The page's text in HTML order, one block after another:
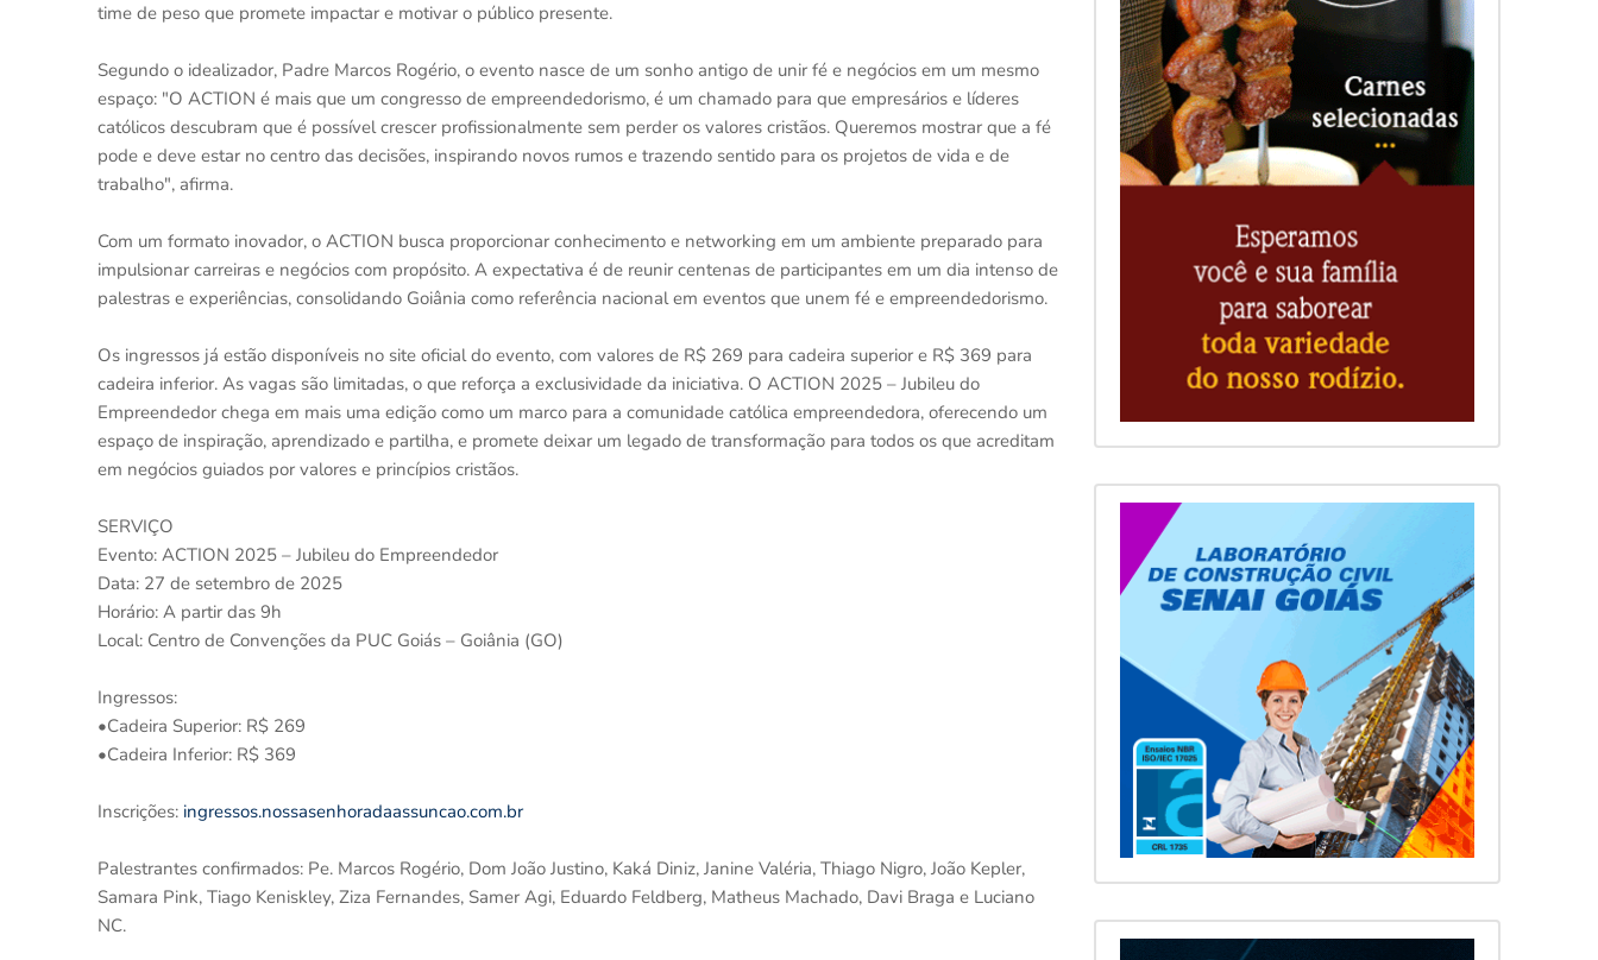
time de peso que promete impactar e motivar o público presente.
Segundo o idealizador, Padre Marcos Rogério, o evento nasce de um sonho antigo de unir fé e negócios em um mesmo
espaço: "O ACTION é mais que um congresso de empreendedorismo, é um chamado para que empresários e líderes
católicos descubram que é possível crescer profissionalmente sem perder os valores cristãos. Queremos mostrar que a fé
pode e deve estar no centro das decisões, inspirando novos rumos e trazendo sentido para os projetos de vida e de
trabalho", afirma.
Com um formato inovador, o ACTION busca proporcionar conhecimento e networking em um ambiente preparado para
impulsionar carreiras e negócios com propósito. A expectativa é de reunir centenas de participantes em um dia intenso de
palestras e experiências, consolidando Goiânia como referência nacional em eventos que unem fé e empreendedorismo.
Os ingressos já estão disponíveis no site oficial do evento, com valores de R$ 269 para cadeira superior e R$ 369 para
cadeira inferior. As vagas são limitadas, o que reforça a exclusividade da iniciativa. O ACTION 2025 – Jubileu do
Empreendedor chega em mais uma edição como um marco para a comunidade católica empreendedora, oferecendo um
espaço de inspiração, aprendizado e partilha, e promete deixar um legado de transformação para todos os que acreditam
em negócios guiados por valores e princípios cristãos.
SERVIÇO
Evento: ACTION 2025 – Jubileu do Empreendedor
Data: 27 de setembro de 2025
Horário: A partir das 9h
Local: Centro de Convenções da PUC Goiás – Goiânia (GO)
Ingressos:
•Cadeira Superior: R$ 269
•Cadeira Inferior: R$ 369
Inscrições: ingressos.nossasenhoradaassuncao.com.br
Palestrantes confirmados: Pe. Marcos Rogério, Dom João Justino, Kaká Diniz, Janine Valéria, Thiago Nigro, João Kepler,
Samara Pink, Tiago Keniskley, Ziza Fernandes, Samer Agi, Eduardo Feldberg, Matheus Machado, Davi Braga e Luciano
NC.